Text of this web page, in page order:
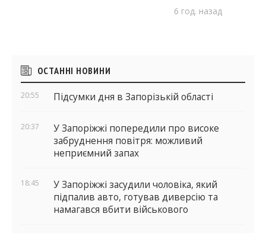
6 год. назад
Бічні
віджети
ОСТАННІ НОВИНИ
20:55 Підсумки дня в Запорізькій області
20:37
У Запоріжжі попередили про високе
забруднення повітря: можливий
неприємний запах
18:45
У Запоріжжі засудили чоловіка, який
підпалив авто, готував диверсію та
намагався вбити військового